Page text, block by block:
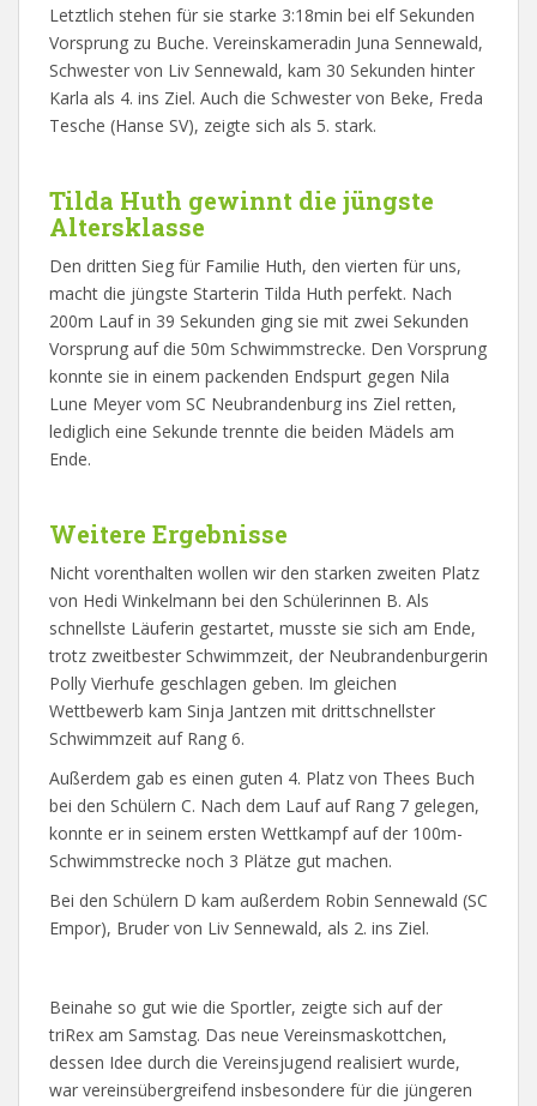
Letztlich stehen für sie starke 3:18min bei elf Sekunden
Vorsprung zu Buche. Vereinskameradin Juna Sennewald,
Schwester von Liv Sennewald, kam 30 Sekunden hinter
Karla als 4. ins Ziel. Auch die Schwester von Beke, Freda
Tesche (Hanse SV), zeigte sich als 5. stark.
Tilda Huth gewinnt die jüngste
Altersklasse
Den dritten Sieg für Familie Huth, den vierten für uns,
macht die jüngste Starterin Tilda Huth perfekt. Nach
200m Lauf in 39 Sekunden ging sie mit zwei Sekunden
Vorsprung auf die 50m Schwimmstrecke. Den Vorsprung
konnte sie in einem packenden Endspurt gegen Nila
Lune Meyer vom SC Neubrandenburg ins Ziel retten,
lediglich eine Sekunde trennte die beiden Mädels am
Ende.
Weitere Ergebnisse
Nicht vorenthalten wollen wir den starken zweiten Platz
von Hedi Winkelmann bei den Schülerinnen B. Als
schnellste Läuferin gestartet, musste sie sich am Ende,
trotz zweitbester Schwimmzeit, der Neubrandenburgerin
Polly Vierhufe geschlagen geben. Im gleichen
Wettbewerb kam Sinja Jantzen mit drittschnellster
Schwimmzeit auf Rang 6.
Außerdem gab es einen guten 4. Platz von Thees Buch
bei den Schülern C. Nach dem Lauf auf Rang 7 gelegen,
konnte er in seinem ersten Wettkampf auf der 100m-
Schwimmstrecke noch 3 Plätze gut machen.
Bei den Schülern D kam außerdem Robin Sennewald (SC
Empor), Bruder von Liv Sennewald, als 2. ins Ziel.
Beinahe so gut wie die Sportler, zeigte sich auf der
triRex am Samstag. Das neue Vereinsmaskottchen,
dessen Idee durch die Vereinsjugend realisiert wurde,
war vereinsübergreifend insbesondere für die jüngeren